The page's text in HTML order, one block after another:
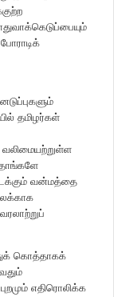
தமிழர்கள்
வலிமையற்றுள்ள
வன்மத்தை
கொத்தாகக்
எதிரொலிக்க